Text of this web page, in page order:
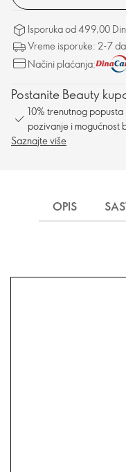
Isporuka od 499,00
Vreme isporuke: 2-7
Načini plaćanja:
Postanite Beauty
10% trenutnog
pozivanje i mogućnost
Saznajte više
OPIS